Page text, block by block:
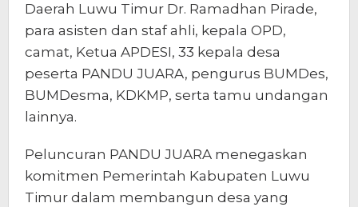
Daerah Luwu Timur Dr. Ramadhan Pirade,
para asisten dan staf ahli, kepala OPD,
camat, Ketua APDESI, 33 kepala desa
peserta PANDU JUARA, pengurus BUMDes,
BUMDesma, KDKMP, serta tamu undangan
lainnya.
Peluncuran PANDU JUARA menegaskan
komitmen Pemerintah Kabupaten Luwu
Timur dalam membangun desa yang